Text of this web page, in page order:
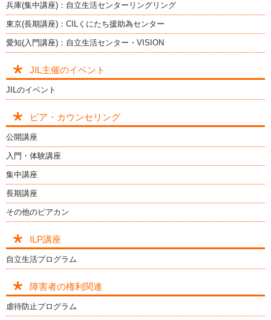
兵庫(集中講座)：自立生活センターリングリング
東京(長期講座)：CILくにたち援助為センター
愛知(入門講座)：自立生活センター・VISION
JIL主催のイベント
JILのイベント
ピア・カウンセリング
公開講座
入門・体験講座
集中講座
長期講座
その他のピアカン
ILP講座
自立生活プログラム
障害者の権利関連
虐待防止プログラム